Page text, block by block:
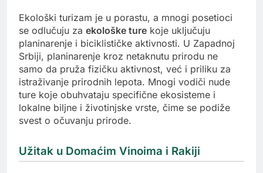
Ekološki turizam je u porastu, a mnogi posetioci
se odlučuju za ekološke ture koje uključuju
planinarenje i biciklističke aktivnosti. U Zapadnoj
Srbiji, planinarenje kroz netaknutu prirodu ne
samo da pruža fizičku aktivnost, već i priliku za
istraživanje prirodnih lepota. Mnogi vodiči nude
ture koje obuhvataju specifične ekosisteme i
lokalne biljne i životinjske vrste, čime se podiže
svest o očuvanju prirode.
Užitak u Domaćim Vinoima i Rakiji